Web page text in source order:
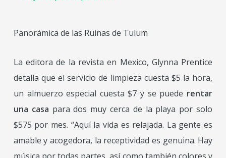
Panorámica de las Ruinas de Tulum
La editora de la revista en Mexico, Glynna Prentice
detalla que el servicio de limpieza cuesta $5 la hora,
un almuerzo especial cuesta $7 y se puede rentar
una casa para dos muy cerca de la playa por solo
$575 por mes. “Aquí la vida es relajada. La gente es
amable y acogedora, la receptividad es genuina. Hay